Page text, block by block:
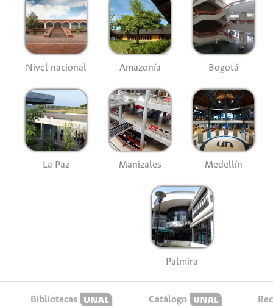
Nivel nacional Amazonía Bogotá
La Paz Manizales Medellín
Palmira
Bibliotecas Catálogo